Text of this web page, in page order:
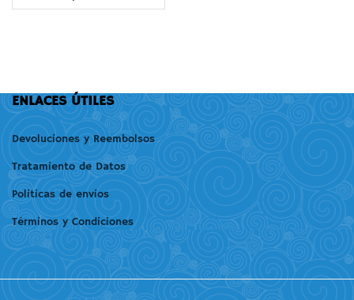
ENLACES ÚTILES
Devoluciones y Reembolsos
Tratamiento de Datos
Politicas de envios
Términos y Condiciones